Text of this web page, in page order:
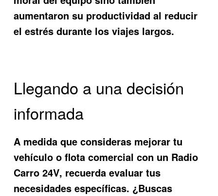
aumentaron su productividad al reducir
el estrés durante los viajes largos.
Llegando a una decisión
informada
A medida que consideras mejorar tu
vehículo o flota comercial con un Radio
Carro 24V, recuerda evaluar tus
necesidades específicas. ¿Buscas